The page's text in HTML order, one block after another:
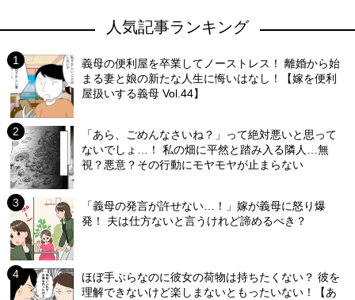
人気記事ランキング
義母の便利屋を卒業してノーストレス！ 離婚から始
まる妻と娘の新たな人生に悔いはなし！【嫁を便利
屋扱いする義母 Vol.44】
「あら、ごめんなさいね？」って絶対悪いと思って
ないでしょ…！ 私の畑に平然と踏み入る隣人…無
視？悪意？その行動にモヤモヤが止まらない
「義母の発言が許せない…！」嫁が義母に怒り爆
発！ 夫は仕方ないと言うけれど諦めるべき？
ほぼ手ぶらなのに彼女の荷物は持ちたくない？ 彼を
理解できないけど楽しまないともったいない！【あ